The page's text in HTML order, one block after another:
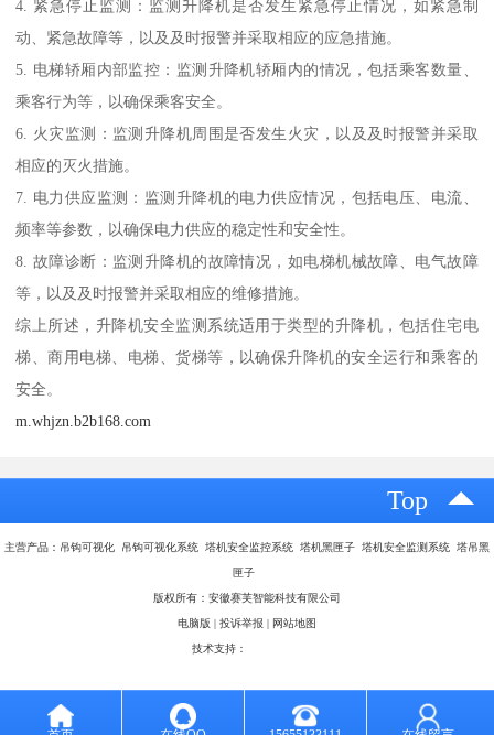
4. 紧急停止监测：监测升降机是否发生紧急停止情况，如紧急制
动、紧急故障等，以及及时报警并采取相应的应急措施。
5. 电梯轿厢内部监控：监测升降机轿厢内的情况，包括乘客数量、
乘客行为等，以确保乘客安全。
6. 火灾监测：监测升降机周围是否发生火灾，以及及时报警并采取
相应的灭火措施。
7. 电力供应监测：监测升降机的电力供应情况，包括电压、电流、
频率等参数，以确保电力供应的稳定性和安全性。
8. 故障诊断：监测升降机的故障情况，如电梯机械故障、电气故障
等，以及及时报警并采取相应的维修措施。
综上所述，升降机安全监测系统适用于类型的升降机，包括住宅电
梯、商用电梯、电梯、货梯等，以确保升降机的安全运行和乘客的
安全。
m.whjzn.b2b168.com
Top
主营产品：吊钩可视化 吊钩可视化系统 塔机安全监控系统 塔机黑匣子 塔机安全监测系统 塔吊黑
匣子
版权所有：安徽赛芙智能科技有限公司
电脑版 投诉举报 网站地图
技术支持：